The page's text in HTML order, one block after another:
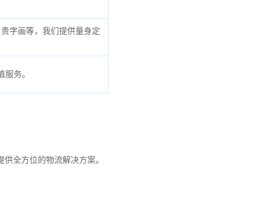
字画等，我们提供量身定
务。
全方位的物流解决方案。